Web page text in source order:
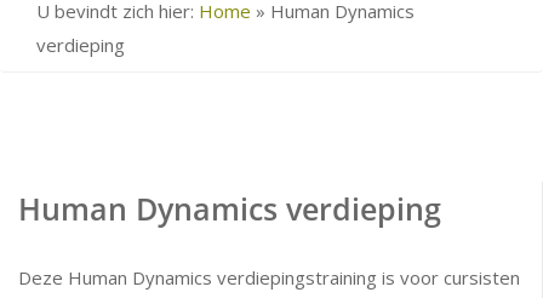
U bevindt zich hier: Home » Human Dynamics
verdieping
Human Dynamics verdieping
Deze Human Dynamics verdiepingstraining is voor cursisten